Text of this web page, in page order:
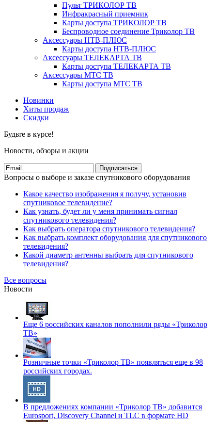
Пульт ТРИКОЛОР ТВ
Инфракрасный приемник
Карты доступа ТРИКОЛОР ТВ
Беспроводное соединение Триколор ТВ
Аксессуары НТВ-ПЛЮС
Карты доступа НТВ-ПЛЮС
Аксессуары ТЕЛЕКАРТА ТВ
Карты доступа ТЕЛЕКАРТА ТВ
Аксессуары МТС ТВ
Карты доступа МТС ТВ
Новинки
Хиты продаж
Скидки
Будьте в курсе!
Новости, обзоры и акции
Подписаться
Вопросы о выборе и заказе спутникового оборудования
Какое качество изображения я получу, установив
спутниковое телевидение?
Как узнать, будет ли у меня принимать сигнал
спутникового телевидения?
Как выбрать оператора спутникового телевидения?
Как выбрать комплект оборудования для спутникового
телевидения?
Какой диаметр антенны выбрать для спутникового
телевидения?
Все вопросы
Новости
Еще 6 российских каналов пополнили ряды «Триколор
ТВ»
Розничные точки «Триколор ТВ» появляться еще в 98
российских городах.
В предложениях компании «Триколор ТВ» добавится
Eurosport, Discovery Channel и TLC в формате HD